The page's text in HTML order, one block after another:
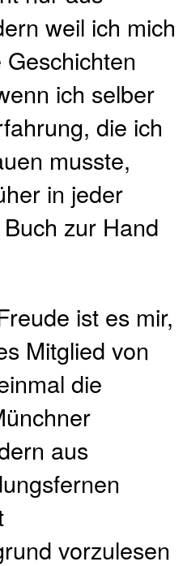
weil ich mich
ich selber
die ich
musste,
in jeder
zur Hand
ist es mir,
Mitglied von
die
aus
vorzulesen